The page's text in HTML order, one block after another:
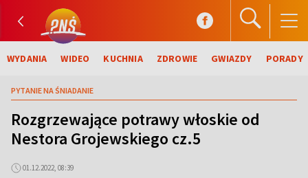
WYDANIA WIDEO KUCHNIA ZDROWIE GWIAZDY PORADY
PYTANIE NA ŚNIADANIE
Rozgrzewające potrawy włoskie od
Nestora Grojewskiego cz.5
01.12.2022, 08:39